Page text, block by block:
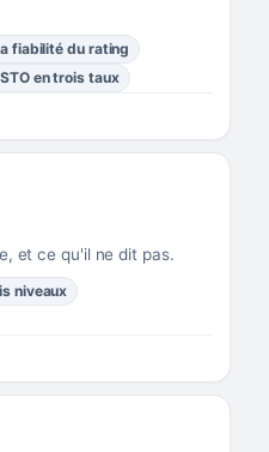
fiabilité du rating
en trois taux
et ce qu'il ne dit pas.
niveaux